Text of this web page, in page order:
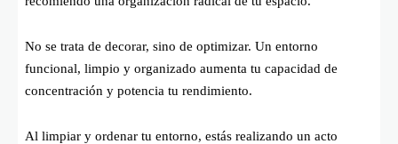
No se trata de decorar, sino de optimizar. Un entorno
funcional, limpio y organizado aumenta tu capacidad de
concentración y potencia tu rendimiento.
Al limpiar y ordenar tu entorno, estás realizando un acto